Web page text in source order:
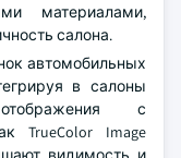
материалами,
салона.
автомобильных
в салоны
с
TrueColor Image